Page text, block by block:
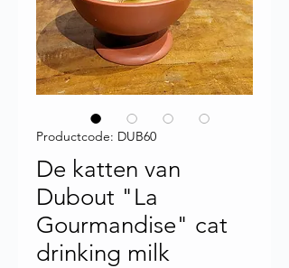
Productcode: DUB60
De katten van
Dubout "La
Gourmandise" cat
drinking milk